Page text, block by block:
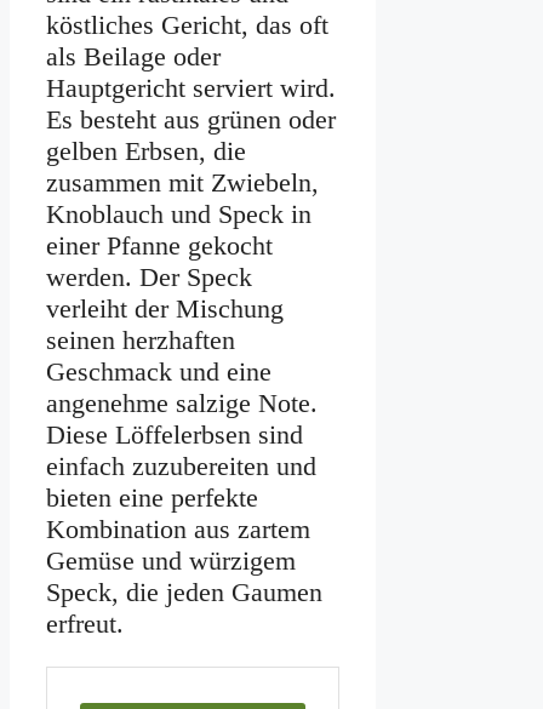
köstliches Gericht, das oft
als Beilage oder
Hauptgericht serviert wird.
Es besteht aus grünen oder
gelben Erbsen, die
zusammen mit Zwiebeln,
Knoblauch und Speck in
einer Pfanne gekocht
werden. Der Speck
verleiht der Mischung
seinen herzhaften
Geschmack und eine
angenehme salzige Note.
Diese Löffelerbsen sind
einfach zuzubereiten und
bieten eine perfekte
Kombination aus zartem
Gemüse und würzigem
Speck, die jeden Gaumen
erfreut.